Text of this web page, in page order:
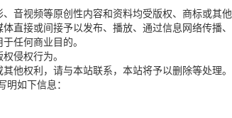
音视频等原创性内容和资料均受版权、商标或其他
直接或间接予以发布、播放、通过信息网络传播、
任何商业目的。
侵权行为。
他权利，请与本站联系，本站将予以删除等处理。
如下信息：